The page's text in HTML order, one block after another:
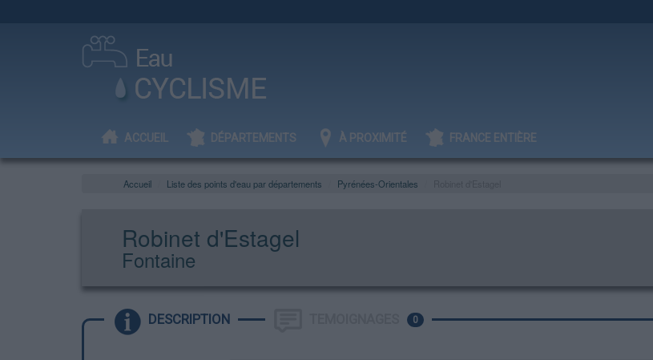
ACCUEIL DÉPARTEMENTS À PROXIMITÉ FRANCE ENTIÈRE
Accueil Liste des points d'eau par départements Pyrénées-Orientales
Robinet d'Estagel
Fontaine
DESCRIPTION 0